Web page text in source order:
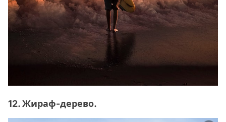
12. Жираф-дерево.